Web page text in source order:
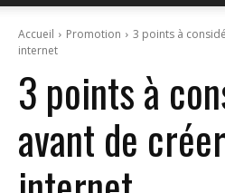
Accueil Promotion
3 points à
internet
3 points à
avant de